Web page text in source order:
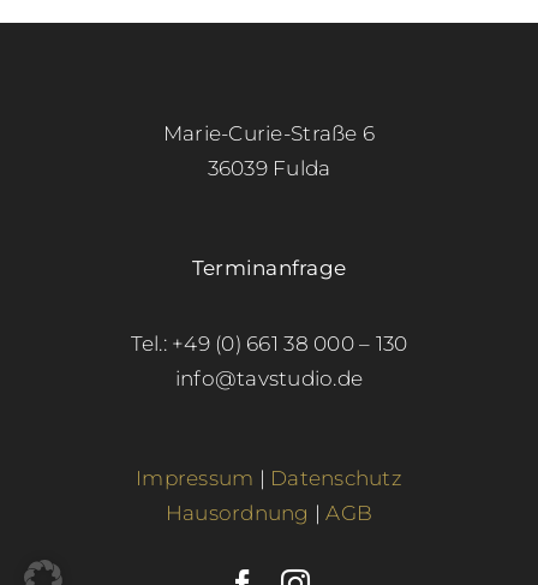
Marie-Curie-Straße 6
36039 Fulda
Terminanfrage
Tel.: +49 (0) 661 38 000 – 130
info@tavstudio.de
Impressum | Datenschutz
Hausordnung |AGB